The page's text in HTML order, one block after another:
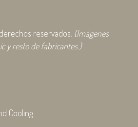
reservados. (Imágenes
y resto de fabricantes.)
Cooling